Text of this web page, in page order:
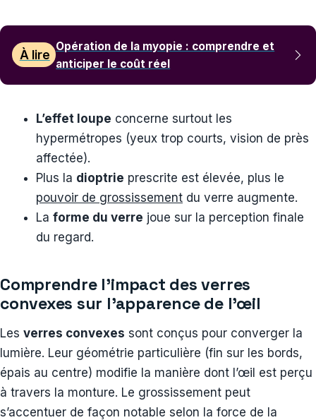
À lire
Opération de la myopie : comprendre et
anticiper le coût réel
L’effet loupe concerne surtout les
hypermétropes (yeux trop courts, vision de près
affectée).
Plus la dioptrie prescrite est élevée, plus le
pouvoir de grossissement du verre augmente.
La forme du verre joue sur la perception finale
du regard.
Comprendre l’impact des verres
convexes sur l’apparence de l’œil
Les verres convexes sont conçus pour converger la
lumière. Leur géométrie particulière (fin sur les bords,
épais au centre) modifie la manière dont l’œil est perçu
à travers la monture. Le grossissement peut
s’accentuer de façon notable selon la force de la